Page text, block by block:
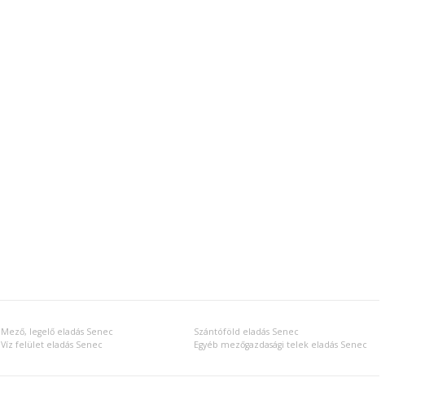
Mező, legelő eladás Senec
Szántóföld eladás Senec
Víz felület eladás Senec Egyéb mezőgazdasági telek eladás Senec